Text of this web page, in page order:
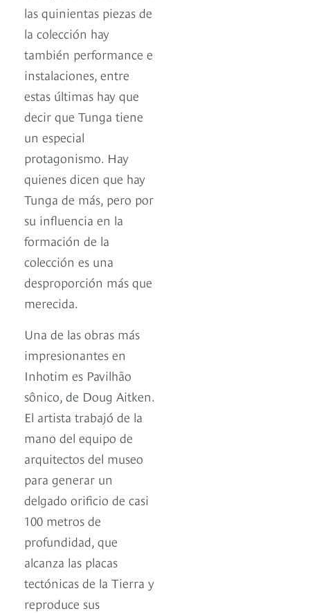
las quinientas piezas de
la colección hay
también performance e
instalaciones, entre
estas últimas hay que
decir que Tunga tiene
un especial
protagonismo. Hay
quienes dicen que hay
Tunga de más, pero por
su influencia en la
formación de la
colección es una
desproporción más que
merecida.
Una de las obras más
impresionantes en
Inhotim es Pavilhão
sônico, de Doug Aitken.
El artista trabajó de la
mano del equipo de
arquitectos del museo
para generar un
delgado orificio de casi
100 metros de
profundidad, que
alcanza las placas
tectónicas de la Tierra y
reproduce sus